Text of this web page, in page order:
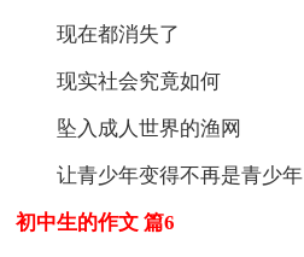
现在都消失了
现实社会究竟如何
坠入成人世界的渔网
让青少年变得不再是青少年
初中生的作文 篇6